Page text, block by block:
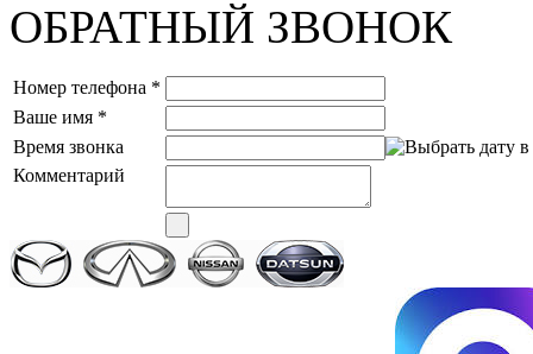
ОБРАТНЫЙ ЗВОНОК
Номер телефона *
Ваше имя *
Время звонка
Комментарий